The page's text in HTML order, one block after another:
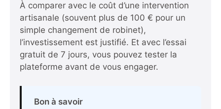
À comparer avec le coût d’une intervention
artisanale (souvent plus de 100 € pour un
simple changement de robinet),
l’investissement est justifié. Et avec l’essai
gratuit de 7 jours, vous pouvez tester la
plateforme avant de vous engager.
Bon à savoir